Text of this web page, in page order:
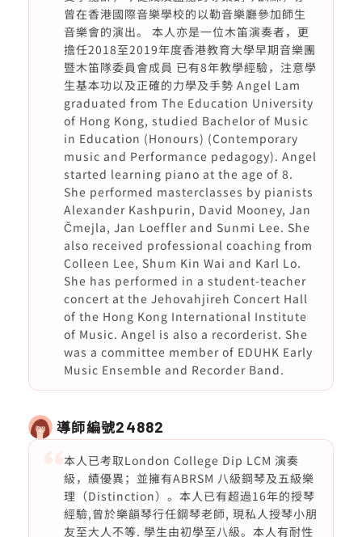
曾在香港國際音樂學校的以勒音樂廳參加師生
音樂會的演出。 本人亦是一位木笛演奏者，更
擔任2018至2019年度香港教育大學早期音樂團
暨木笛隊委員會成員 已有8年教學經驗，注意學
生基本功以及正確的力學及手勢 Angel Lam
graduated from The Education University
of Hong Kong, studied Bachelor of Music
in Education (Honours) (Contemporary
music and Performance pedagogy). Angel
started learning piano at the age of 8.
She performed masterclasses by pianists
Alexander Kashpurin, David Mooney, Jan
Čmejla, Jan Loeffler and Sunmi Lee. She
also received professional coaching from
Colleen Lee, Shum Kin Wai and Karl Lo.
She has performed in a student-teacher
concert at the Jehovahjireh Concert Hall
of the Hong Kong International Institute
of Music. Angel is also a recorderist. She
was a committee member of EDUHK Early
Music Ensemble and Recorder Band.
導師編號24882
本人已考取London College Dip LCM 演奏
級，績優異；並擁有ABRSM 八級鋼琴及五級樂
理（Distinction）。本人已有超過16年的授琴
經驗,曾於樂韻琴行任鋼琴老師, 現私人授琴小朋
友至大人不等. 學生由初學至八級。本人有耐性